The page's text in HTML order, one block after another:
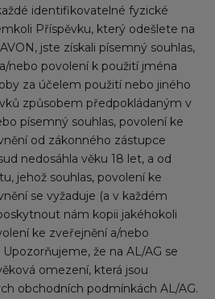
identifikovatelné fyzické
Příspěvku, který odešlete na
jste získali písemný souhlas,
nebo povolení k použití jména
za účelem použití nebo jiného
způsobem předpokládaným v
písemný souhlas, povolení ke
od zákonného zástupce
nedosáhla věku 18 let, a od
jehož souhlas, povolení ke
se vyžaduje (a v každém
nám kopii jakéhokoli
ke zveřejnění a/nebo
Upozorňujeme, že na AL/AG se
omezení, která jsou
obchodních podmínkách AL/AG.